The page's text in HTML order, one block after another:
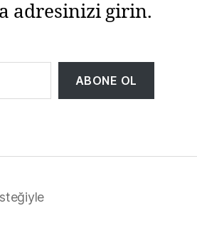
adresinizi girin.
ABONE OL